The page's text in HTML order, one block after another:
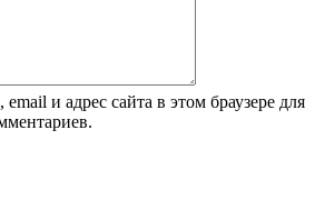
и адрес сайта в этом браузере для